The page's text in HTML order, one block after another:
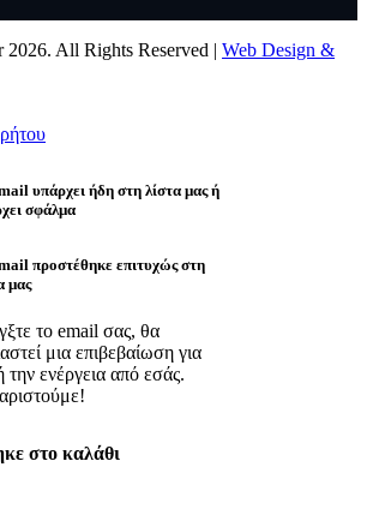
2026. All Rights Reserved | Web Design &
υπάρχει ήδη στη λίστα μας ή
σφάλμα
προστέθηκε επιτυχώς στη
μας
το email σας, θα
μια επιβεβαίωση για
την ενέργεια από εσάς.
στο καλάθι